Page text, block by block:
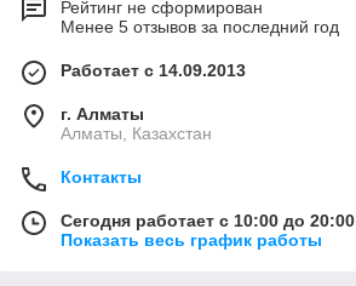
Рейтинг не сформирован
Менее 5 отзывов за последний год
Работает с 14.09.2013
г. Алматы
Алматы, Казахстан
Контакты
Сегодня работает с 10:00 до 20:00
Показать весь график работы